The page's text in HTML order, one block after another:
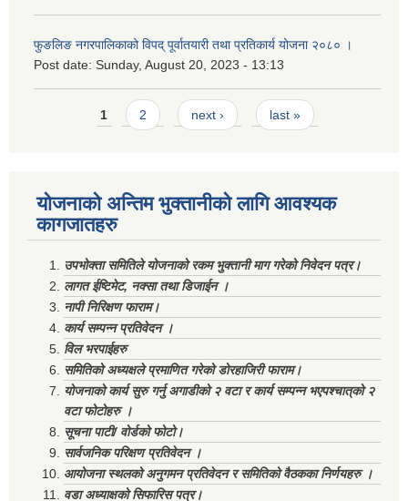
फुङलिङ नगरपालिकाको विपद् पूर्वातयारी तथा प्रतिकार्य योजना २०८० ।
Post date: Sunday, August 20, 2023 - 13:13
Pages1 2 next › last »
योजनाको अन्तिम भुक्तानीको लागि आवश्यक
कागजातहरु
उपभोक्ता समितिले योजनाको रकम भुक्तानी माग गरेको निवेदन पत्र।
लागत ईष्टिमेट, नक्सा तथा डिजाईन ।
नापी निरिक्षण फाराम।
कार्य सम्पन्न प्रतिवेदन ।
विल भरपाईहरु
समितिको अध्यक्षले प्रमाणित गरेको डोरहाजिरी फाराम।
योजनाको कार्य सुरु गर्नु अगाडीको २ वटा र कार्य सम्पन्न भएपश्चात्‌को २
वटा फोटोहरु ।
सूचना पाटी/ वोर्डको फोटो।
सार्वजनिक परिक्षण प्रतिवेदन ।
आयोजना स्थलको अनुगमन प्रतिवेदन र समितिको वैठकका निर्णयहरु ।
वडा अध्याक्षको सिफारिस पत्र।